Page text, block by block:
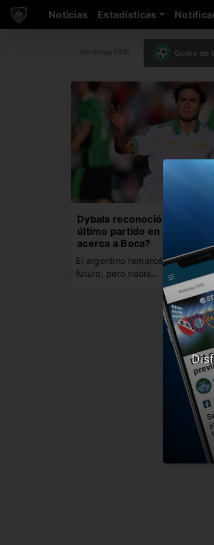
Noticias Estadísticas
Goles de
Dybala reconoció que el
último partido en Roma
acerca a Boca?
El argentino remarcó que no
futuro, pero nadie…